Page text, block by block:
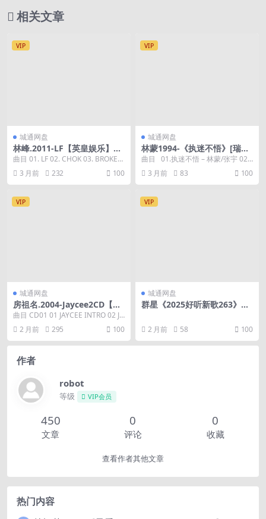
相关文章
VIP
城通网盘
林峰.2011-LF【英皇娱乐】
【WAV+CUE】
曲目 01. LF 02. CHOK 03. BROKEN
04. 11:53 ...
3 月前 232 100
VIP
城通网盘
林蒙1994-《执迷不悟》[瑞代
派][WAV+CUE]
曲目 01.执迷不悟 – 林蒙/张宇 02.
只想你知道 03.不...
3 月前 83 100
VIP
城通网盘
房祖名.2004-Jaycee2CD【太
合麦田】【WAV+CUE】
曲目 CD01 01 JAYCEE INTRO 02 JA
YCEE 03 边走边...
2 月前 295 100
VIP
城通网盘
群星《2025好听新歌263》车
2 月前 58 100
作者
robot
等级 VIP会员
450
文章
0
评论
0
收藏
查看作者其他文章
热门内容